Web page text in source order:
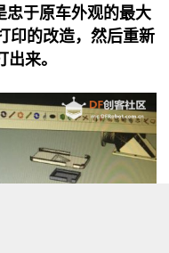
忠于原车外观的最大
印的改造，然后重新
来。